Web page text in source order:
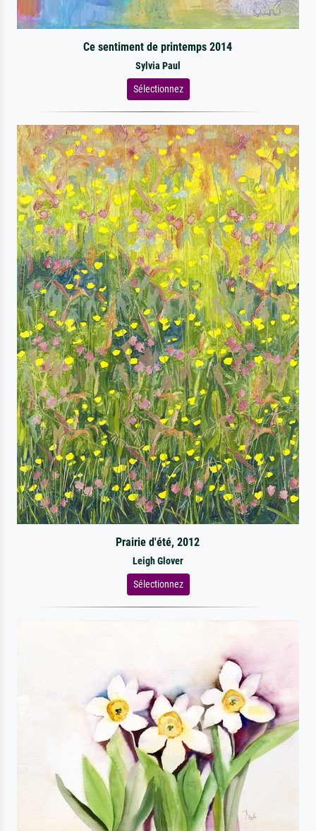
Ce sentiment de printemps 2014
Sylvia Paul
Sélectionnez
Prairie d'été, 2012
Leigh Glover
Sélectionnez